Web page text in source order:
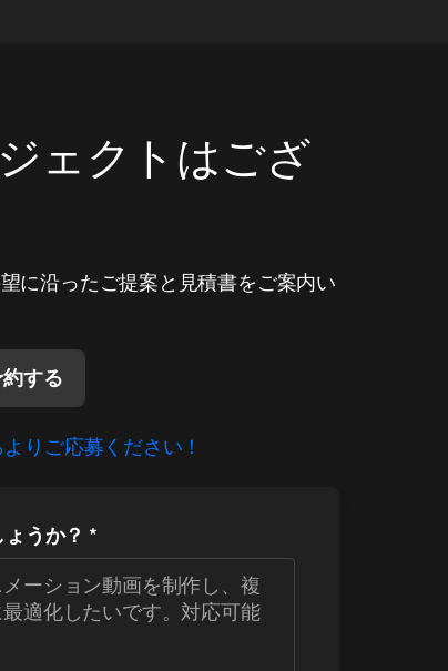
ェクトはござ
に沿ったご提案と見積書をご案内い
する
りご応募ください！
うか？ *